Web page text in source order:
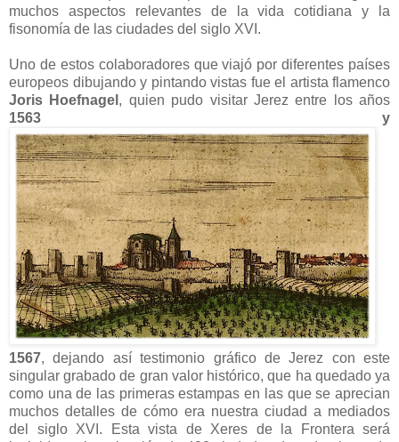
muchos aspectos relevantes de la vida cotidiana y la
fisonomía de las ciudades del siglo XVI.
Uno de estos colaboradores que viajó por diferentes países
europeos dibujando y pintando vistas fue el artista flamenco
Joris Hoefnagel , quien pudo visitar Jerez entre los años
1563 y
1567, dejando así testimonio gráfico de Jerez con este
singular grabado de gran valor histórico, que ha quedado ya
como una de las primeras estampas en las que se aprecian
muchos detalles de cómo era nuestra ciudad a mediados
del siglo XVI. Esta vista de Xeres de la Frontera será